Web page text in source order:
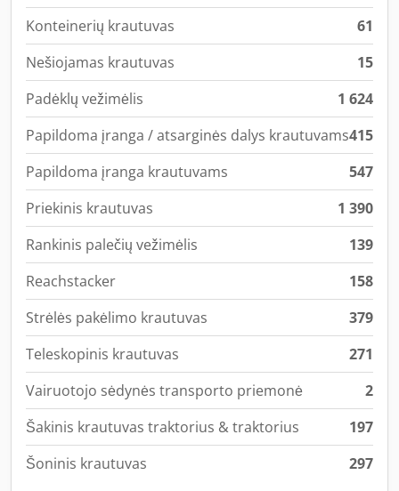
Konteinerių krautuvas
61
Nešiojamas krautuvas
15
Padėklų vežimėlis
1 624
Papildoma įranga / atsarginės dalys krautuvams415
Papildoma įranga krautuvams
547
Priekinis krautuvas
1 390
Rankinis palečių vežimėlis
139
Reachstacker
158
Strėlės pakėlimo krautuvas
379
Teleskopinis krautuvas
271
Vairuotojo sėdynės transporto priemonė
2
Šakinis krautuvas traktorius & traktorius
197
Šoninis krautuvas
297